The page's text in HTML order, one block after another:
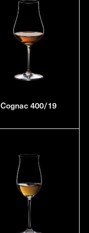
Cognac 400/19